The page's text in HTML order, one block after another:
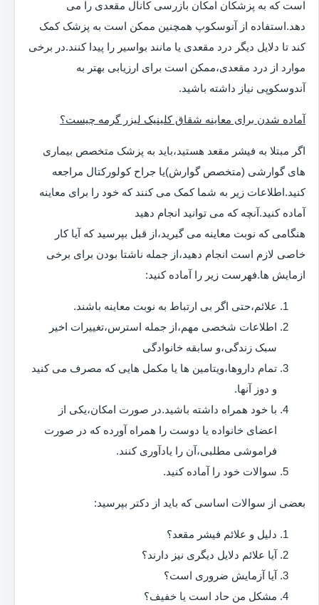
است که به پزشکان امکان بازرسی کانال مقعدی را می
دهد.استفاده از آنوسکوپ همچنین ممکن است به پزشک کمک
کند تا دلایل دیگر درد مقعدی یا مانند بواسیر را پیدا کنند.در برخی
موارد از درد مقعدی،ممکن است برای ارزیابی بهتر به
آندوسکوپی نیاز داشته باشید.
آماده شدن برای معاینه شقاق کلینیک لیزر گرمه چیست؟
اگر مبتلا به فیشر مقعد هستید،باید به پزشک متخصص بیماری
های گوارشی (متخصص گوارش)یا جراح کولورکتال مراجعه
کنید.اطلاعات زیر به شما کمک می کنند که خود را برای معاینه
آماده کنید.آنچه که می توانید انجام دهید
هنگامی که نوبت معاینه می گیرید،از قبل بپرسید که آیا کار
خاصی لازم است انجام دهید،از جمله ناشتا بودن برای برخی
ازمایش ها.فهرست زیر را آماده کنید:
علائم،حتی اگر بی ارتباط به نوبت معاینه باشند.
اطلاعات شخصی مهم،از جمله استرس،تغییرات اخیر
سبک زندگی،و سابقه خانوادگی
تمام داروها،ویتامین ها یا مکمل هایی که مصرف می کنید
و دوز آنها.
با خود همراه داشته باشید.در صورت امکان،یکی از
اعضای خانواده یا دوست را همراه آورده که در صورت
فراموشی مطلبی،آن را یادآوری کنند.
سوالات خود را آماده کنید.
بعضی از سوالات اساسی که باید از دکتر بپرسید:
دلیل و علائم فیشر مقعد؟
آیا علائم دلایل دیگری نیز دارند؟
آیا آزمایش ضروری است؟
مشکل من حاد است یا خفیف؟